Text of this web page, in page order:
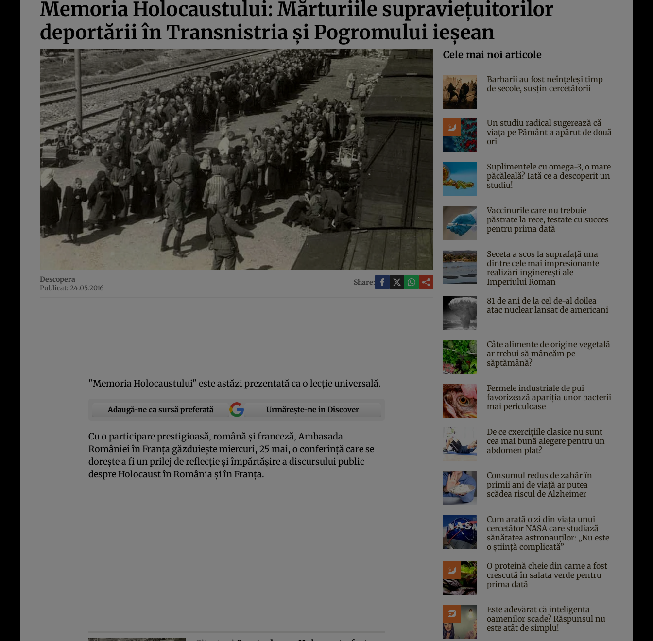
Memoria Holocaustului: Mărturiile supravieţuitorilor
deportării în Transnistria şi Pogromului ieşean
Descopera
Publicat: 24.05.2016
Share:
"Memoria Holocaustului" este astăzi prezentată ca o lecţie universală.
Adaugă-ne ca sursă preferată Urmărește-ne in Discover
Cu o participare prestigioasă, română şi franceză, Ambasada
României în Franţa găzduieşte miercuri, 25 mai, o conferinţă care se
doreşte a fi un prilej de reflecţie şi împărtăşire a discursului public
despre Holocaust în România şi în Franţa.
Cele mai noi articole
Barbarii au fost neînțeleși timp
de secole, susțin cercetătorii
Un studiu radical sugerează că
viața pe Pământ a apărut de două
ori
Suplimentele cu omega-3, o mare
păcăleală? Iată ce a descoperit un
studiu!
Vaccinurile care nu trebuie
păstrate la rece, testate cu succes
pentru prima dată
Seceta a scos la suprafață una
dintre cele mai impresionante
realizări inginerești ale
Imperiului Roman
81 de ani de la cel de-al doilea
atac nuclear lansat de americani
Câte alimente de origine vegetală
ar trebui să mâncăm pe
săptămână?
Fermele industriale de pui
favorizează apariția unor bacterii
mai periculoase
De ce cxercițiile clasice nu sunt
cea mai bună alegere pentru un
abdomen plat?
Consumul redus de zahăr în
primii ani de viață ar putea
scădea riscul de Alzheimer
Cum arată o zi din viața unui
cercetător NASA care studiază
sănătatea astronauților: „Nu este
o știință complicată”
O proteină cheie din carne a fost
crescută în salata verde pentru
prima dată
Este adevărat că inteligența
oamenilor scade? Răspunsul nu
este atât de simplu!